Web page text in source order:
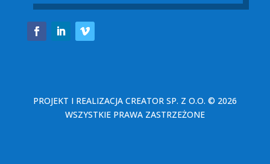
PROJEKT I REALIZACJA CREATOR SP. Z O.O. © 2026
WSZYSTKIE PRAWA ZASTRZEŻONE